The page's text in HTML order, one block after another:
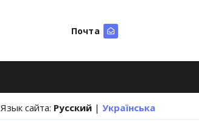
Почта
Язык сайта: Русский | Українська